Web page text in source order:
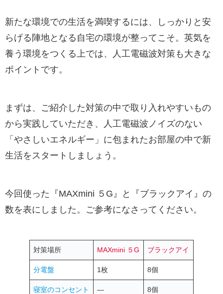
新たな環境での生活を満喫するには、しっかりと安
らげる陣地となる自宅の環境が整ってこそ。英気を
養う環境をつくる上では、人工電磁波対策も大きな
ポイントです。
まずは、ご紹介した対策の中で取り入れやすいもの
から実践していただき、人工電磁波ノイズのない
「やさしいエネルギー」に包まれたお部屋の中で新
生活をスタートしましょう。
今回使った『MAXmini ５G』と『ブラックアイ』の
数を表にしました。ご参考になさってください。
対策場所 MAXmini ５G ブラックアイ
分電盤 1枚 8個
寝室のコンセント ― 8個